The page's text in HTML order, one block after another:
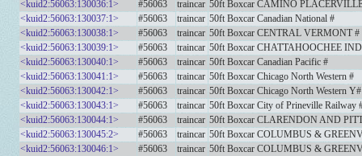
<kuid2:56063:130036:1>
#56063 traincar 50ft Boxcar CAMINO
<kuid2:56063:130037:1>
#56063 traincar 50ft Boxcar Canadian National #
<kuid2:56063:130038:1>
#56063 traincar 50ft Boxcar CENTRAL VERMONT #
<kuid2:56063:130039:1>
#56063 traincar 50ft Boxcar CHATTAHOOCHEE
<kuid2:56063:130040:1>
#56063 traincar 50ft Boxcar Canadian Pacific #
<kuid2:56063:130041:1>
#56063 traincar 50ft Boxcar Chicago North Western #
<kuid2:56063:130042:1>
#56063 traincar 50ft Boxcar Chicago North Western Y#
<kuid2:56063:130043:1>
#56063 traincar 50ft Boxcar City of Prineville Railway
<kuid2:56063:130044:1>
#56063 traincar 50ft Boxcar CLARENDON AND
<kuid2:56063:130045:2>
#56063 traincar 50ft Boxcar COLUMBUS &
<kuid2:56063:130046:1>
#56063 traincar 50ft Boxcar COLUMBUS &